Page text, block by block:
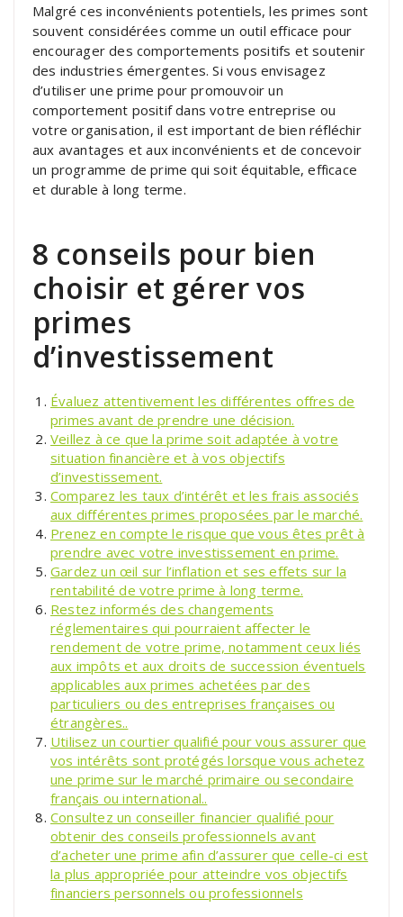
Malgré ces inconvénients potentiels, les primes sont
souvent considérées comme un outil efficace pour
encourager des comportements positifs et soutenir
des industries émergentes. Si vous envisagez
d’utiliser une prime pour promouvoir un
comportement positif dans votre entreprise ou
votre organisation, il est important de bien réfléchir
aux avantages et aux inconvénients et de concevoir
un programme de prime qui soit équitable, efficace
et durable à long terme.
8 conseils pour bien
choisir et gérer vos
primes
d’investissement
Évaluez attentivement les différentes offres de
primes avant de prendre une décision.
Veillez à ce que la prime soit adaptée à votre
situation financière et à vos objectifs
d’investissement.
Comparez les taux d’intérêt et les frais associés
aux différentes primes proposées par le marché.
Prenez en compte le risque que vous êtes prêt à
prendre avec votre investissement en prime.
Gardez un œil sur l’inflation et ses effets sur la
rentabilité de votre prime à long terme.
Restez informés des changements
réglementaires qui pourraient affecter le
rendement de votre prime, notamment ceux liés
aux impôts et aux droits de succession éventuels
applicables aux primes achetées par des
particuliers ou des entreprises françaises ou
étrangères..
Utilisez un courtier qualifié pour vous assurer que
vos intérêts sont protégés lorsque vous achetez
une prime sur le marché primaire ou secondaire
français ou international..
Consultez un conseiller financier qualifié pour
obtenir des conseils professionnels avant
d’acheter une prime afin d’assurer que celle-ci est
la plus appropriée pour atteindre vos objectifs
financiers personnels ou professionnels